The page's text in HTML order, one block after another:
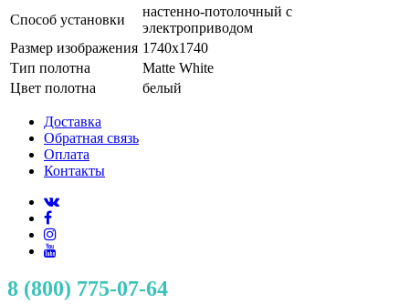
Способ установки
настенно-потолочный с
электроприводом
Размер изображения 1740x1740
Тип полотна
Matte White
Цвет полотна
белый
Доставка
Обратная связь
Оплата
Контакты
8 (800) 775-07-64